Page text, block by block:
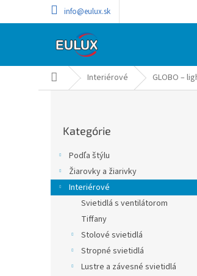
info@eulux.sk
DomovInteriérové GLOBO –
a
kategórie
Kategórie
Podľa štýlu
Žiarovky a žiarivky
Interiérové
Svietidlá s ventilátorom
Tiffany
Stolové svietidlá
Stropné svietidlá
Lustre a závesné svietidlá